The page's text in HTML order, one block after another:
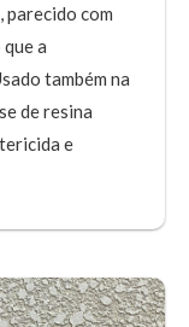
com
a
também na
de resina
e